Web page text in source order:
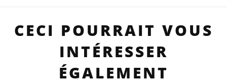
CECI POURRAIT VOUS
INTÉRESSER
ÉGALEMENT